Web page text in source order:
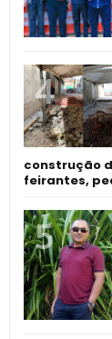
construção
feirantes,